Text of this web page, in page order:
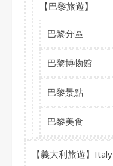
【巴黎旅遊】
巴黎分區
巴黎博物館
巴黎景點
巴黎美食
【義大利旅遊】Italy